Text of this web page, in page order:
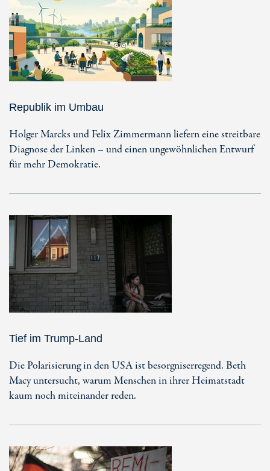
Republik im Umbau
Holger Marcks und Felix Zimmermann liefern eine streitbare
Diagnose der Linken – und einen ungewöhnlichen Entwurf
für mehr Demokratie.
Tief im Trump-Land
Die Polarisierung in den USA ist besorgniserregend. Beth
Macy untersucht, warum Menschen in ihrer Heimatstadt
kaum noch miteinander reden.